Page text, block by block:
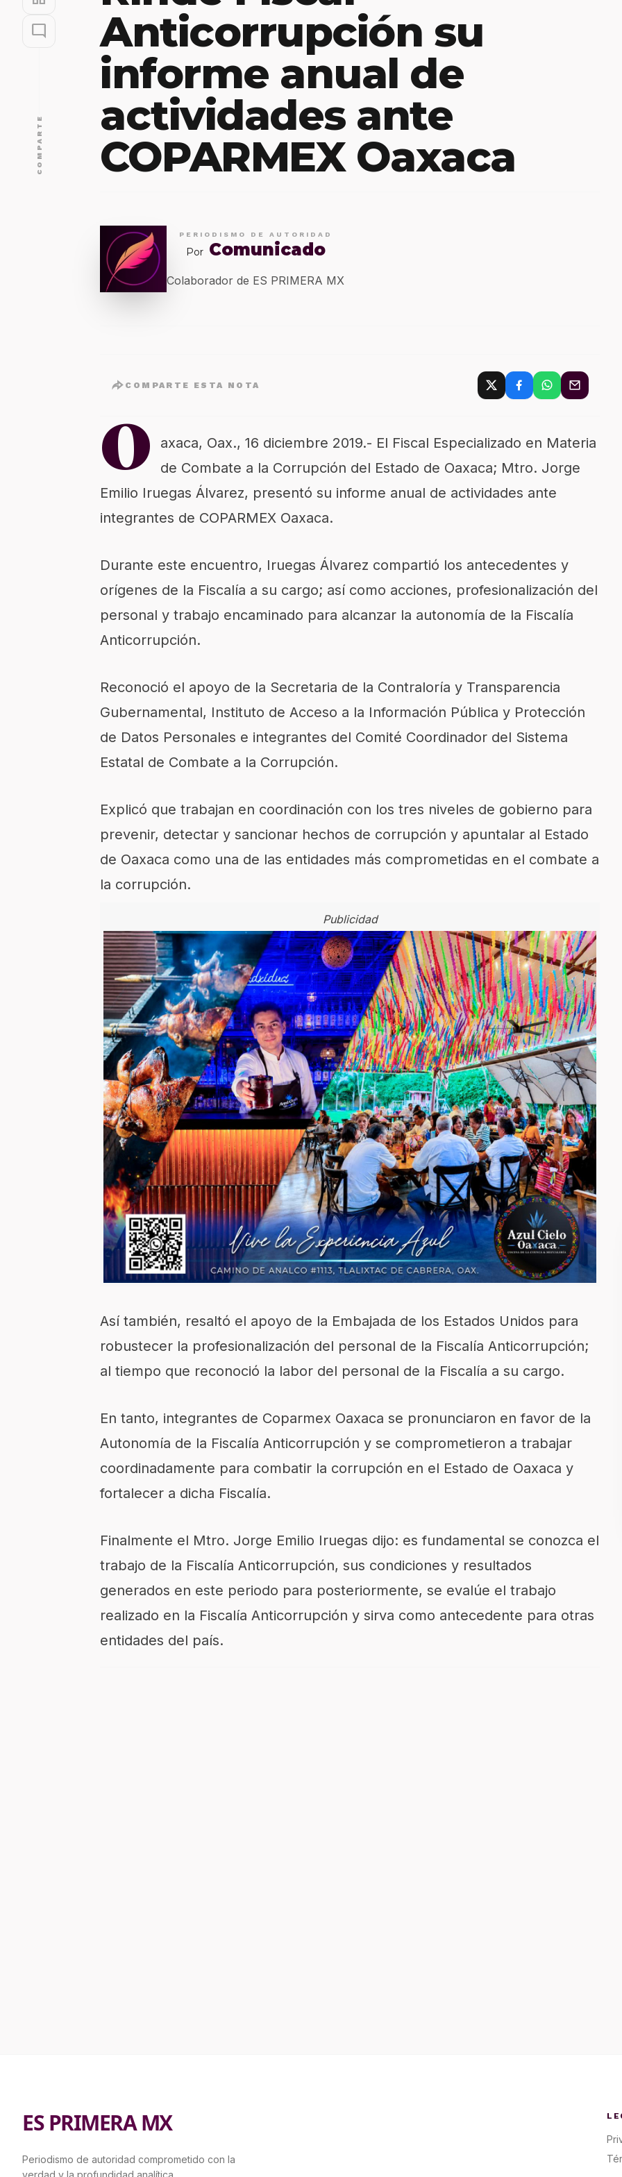
mode_comment
COMPARTE
Anticorrupción su
informe anual de
actividades ante
COPARMEX Oaxaca
PERIODISMO DE AUTORIDAD
Por Comunicado
Colaborador de ES PRIMERA MX
COMPARTE ESTA NOTA
O
axaca, Oax., 16 diciembre 2019.- El Fiscal Especializado en Materia
de Combate a la Corrupción del Estado de Oaxaca; Mtro. Jorge
Emilio Iruegas Álvarez, presentó su informe anual de actividades ante
integrantes de COPARMEX Oaxaca.
Durante este encuentro, Iruegas Álvarez compartió los antecedentes y
orígenes de la Fiscalía a su cargo; así como acciones, profesionalización del
personal y trabajo encaminado para alcanzar la autonomía de la Fiscalía
Anticorrupción.
Reconoció el apoyo de la Secretaria de la Contraloría y Transparencia
Gubernamental, Instituto de Acceso a la Información Pública y Protección
de Datos Personales e integrantes del Comité Coordinador del Sistema
Estatal de Combate a la Corrupción.
Explicó que trabajan en coordinación con los tres niveles de gobierno para
prevenir, detectar y sancionar hechos de corrupción y apuntalar al Estado
de Oaxaca como una de las entidades más comprometidas en el combate a
la corrupción.
Publicidad
Así también, resaltó el apoyo de la Embajada de los Estados Unidos para
robustecer la profesionalización del personal de la Fiscalía Anticorrupción;
al tiempo que reconoció la labor del personal de la Fiscalía a su cargo.
En tanto, integrantes de Coparmex Oaxaca se pronunciaron en favor de la
Autonomía de la Fiscalía Anticorrupción y se comprometieron a trabajar
coordinadamente para combatir la corrupción en el Estado de Oaxaca y
fortalecer a dicha Fiscalía.
Finalmente el Mtro. Jorge Emilio Iruegas dijo: es fundamental se conozca el
trabajo de la Fiscalía Anticorrupción, sus condiciones y resultados
generados en este periodo para posteriormente, se evalúe el trabajo
realizado en la Fiscalía Anticorrupción y sirva como antecedente para otras
entidades del país.
ES PRIMERA MX
Periodismo de autoridad comprometido con la
verdad y la profundidad analítica.